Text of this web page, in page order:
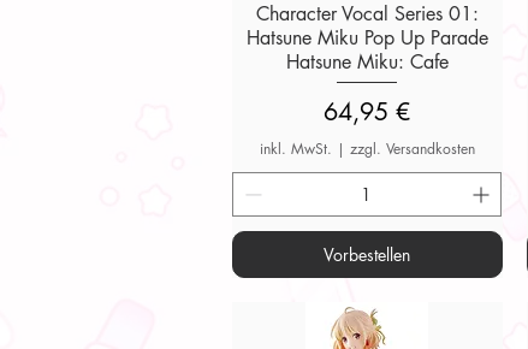
Character Vocal Series 01:
Hatsune Miku Pop Up Parade
Hatsune Miku: Cafe
Preis
64,95 €
inkl. MwSt. | zzgl. Versandkosten
Vorbestellen